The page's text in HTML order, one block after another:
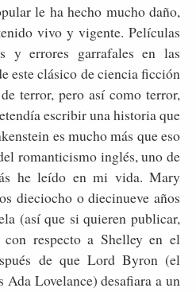
le ha hecho mucho daño,
vivo y vigente. Películas
y errores garrafales en las
este clásico de ciencia ficción
terror, pero así como terror,
escribir una historia que
es mucho más que eso
romanticismo inglés, uno de
he leído en mi vida. Mary
dieciocho o diecinueve años
(así que si quieren publicar,
con respecto a Shelley en el
de que Lord Byron (el
Ada Lovelance) desafiara a un